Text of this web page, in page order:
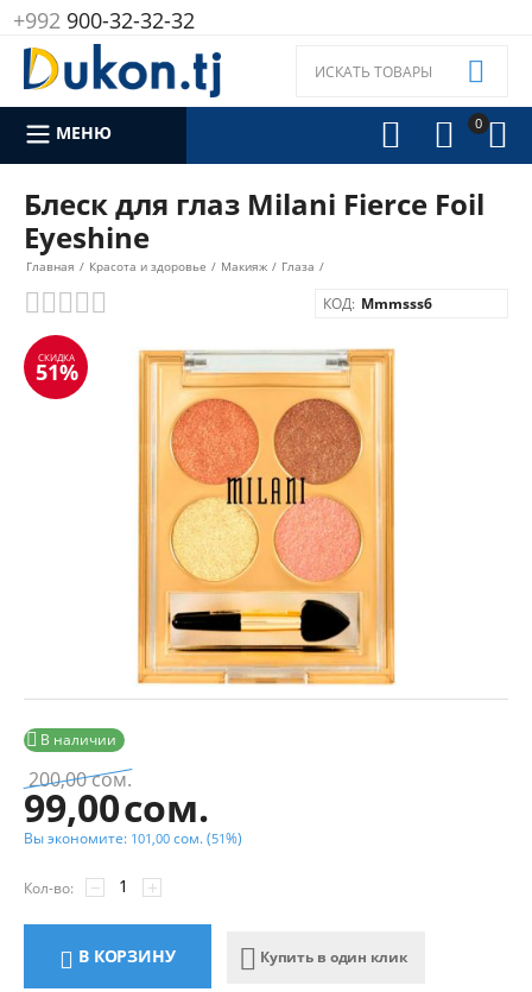
+992900-32-32-32
0 



МЕНЮ
Блеск для глаз Milani Fierce Foil
Eyeshine
Главная / Красота и здоровье / Макияж / Глаза /
КОД: Mmmsss6
СКИДКА
51%
В наличии

200,00сом.
99,00сом.
Вы экономите: 101,00 сом.(51%)
Кол-во: +
−
В КОРЗИНУ Купить в один клик